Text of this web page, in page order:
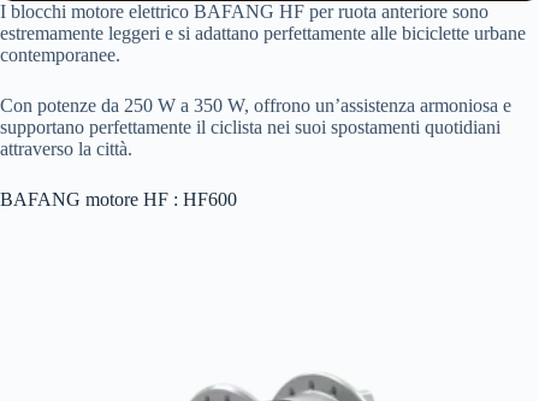
I blocchi motore elettrico BAFANG HF per ruota anteriore sono
estremamente leggeri e si adattano perfettamente alle biciclette urbane
contemporanee.
Con potenze da 250 W a 350 W, offrono un’assistenza armoniosa e
supportano perfettamente il ciclista nei suoi spostamenti quotidiani
attraverso la città.
BAFANG motore HF : HF600